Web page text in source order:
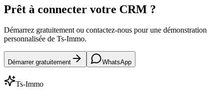
Prêt à connecter votre CRM ?
Démarrez gratuitement ou contactez-nous pour une démonstration
personnalisée de Ts-Immo.
Démarrer gratuitement WhatsApp
Ts-Immo